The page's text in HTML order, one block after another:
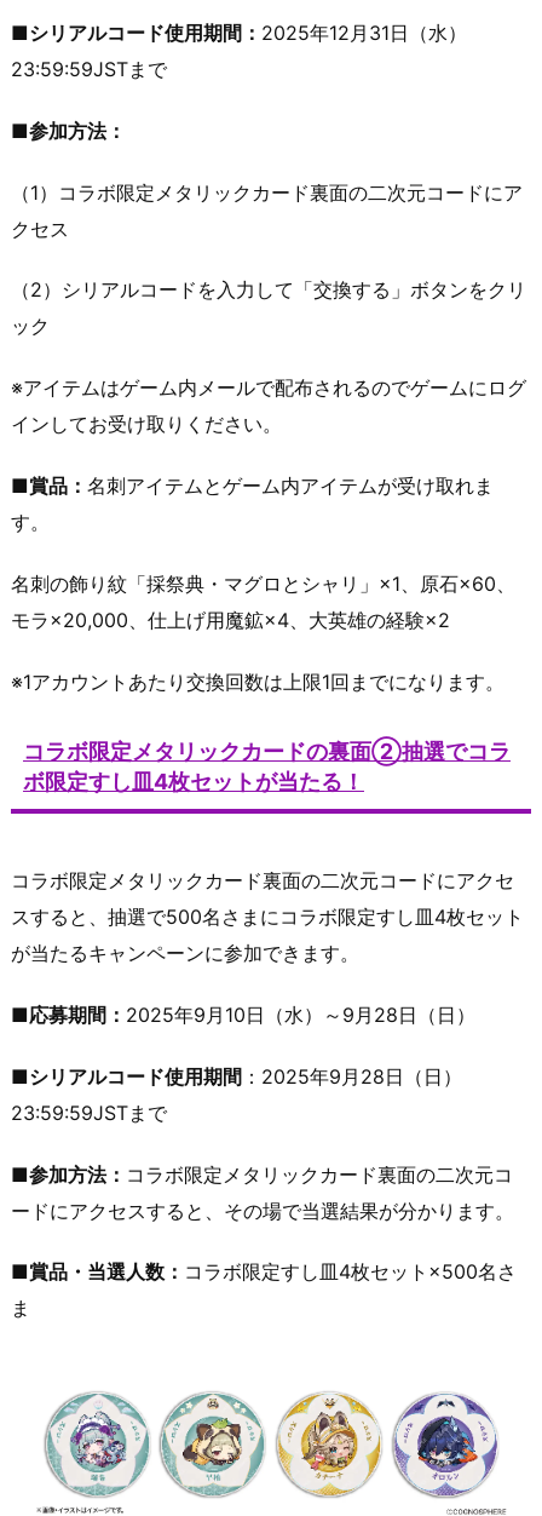
■シリアルコード使用期間： 2025年12月31日（水）
23:59:59JSTまで
■参加方法：
（1）コラボ限定メタリックカード裏面の二次元コードにア
クセス
（2）シリアルコードを入力して「交換する」ボタンをクリ
ック
※アイテムはゲーム内メールで配布されるのでゲームにログ
インしてお受け取りください。
■賞品： 名刺アイテムとゲーム内アイテムが受け取れま
す。
名刺の飾り紋「採祭典・マグロとシャリ」×1、原石×60、
モラ×20,000、仕上げ用魔鉱×4、大英雄の経験×2
※1アカウントあたり交換回数は上限1回までになります。
コラボ限定メタリックカードの裏面②抽選でコラ
ボ限定すし皿4枚セットが当たる！
コラボ限定メタリックカード裏面の二次元コードにアクセ
スすると、抽選で500名さまにコラボ限定すし皿4枚セット
が当たるキャンペーンに参加できます。
■応募期間： 2025年9月10日（水）～9月28日（日）
■シリアルコード使用期間 ：2025年9月28日（日）
23:59:59JSTまで
■参加方法： コラボ限定メタリックカード裏面の二次元コ
ードにアクセスすると、その場で当選結果が分かります。
■賞品・当選人数： コラボ限定すし皿4枚セット×500名さ
ま